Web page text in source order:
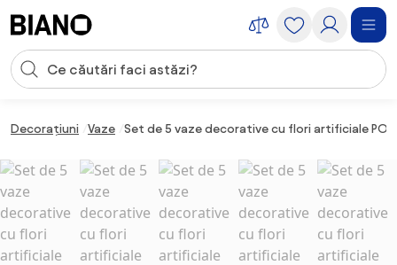
Introducerea căutării
Decorațiuni Vaze Set de 5 vaze decorative cu flori artificiale